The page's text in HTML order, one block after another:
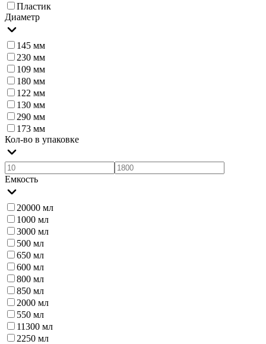
Пластик
Диаметр
145 мм
230 мм
109 мм
180 мм
122 мм
130 мм
290 мм
173 мм
Кол-во в упаковке
Емкость
20000 мл
1000 мл
3000 мл
500 мл
650 мл
600 мл
800 мл
850 мл
2000 мл
550 мл
11300 мл
2250 мл